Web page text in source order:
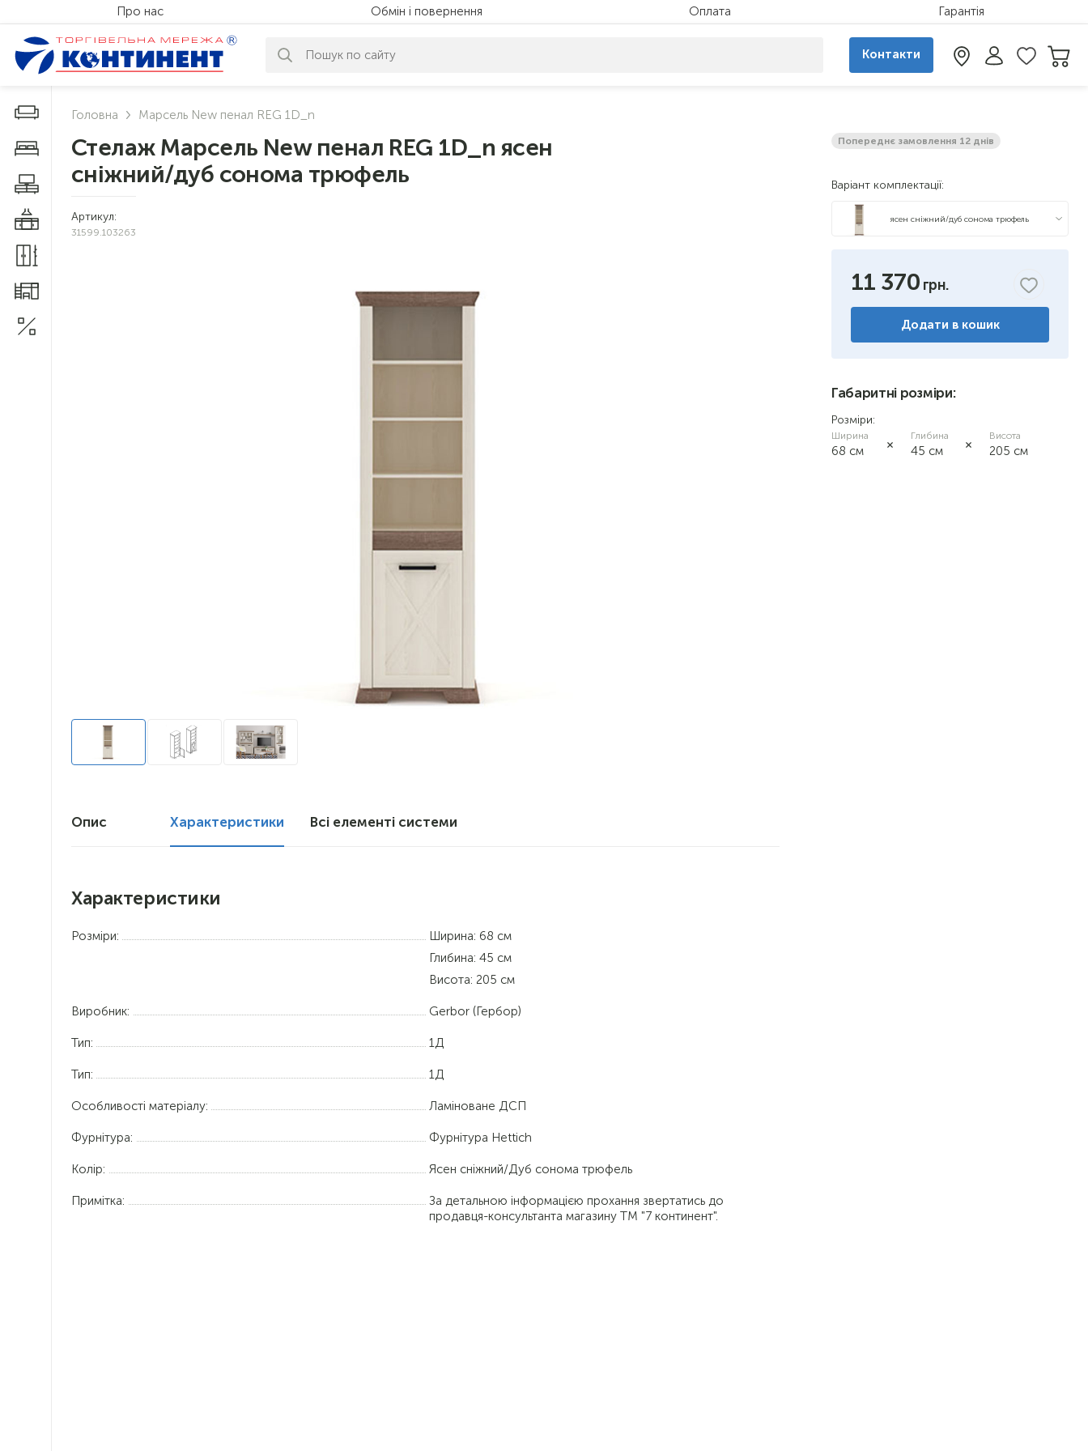
Про нас Обмін і повернення Оплата Гарантія
Контакти
Дивани і крісла
Меблі у спальню
Меблі у вітальню
Меблі у кухню
Головна Марсель New пенал REG 1D_n
Стелаж Марсель New пенал REG 1D_n ясен
сніжний/дуб сонома трюфель
Артикул:
31599.103263
Опис Характеристики Всі елементі системи
Характеристики
Розміри:
Ширина: 68 см
Глибина: 45 см
Висота: 205 см
Виробник: Gerbor (Гербор)
Тип: 1Д
Тип: 1Д
Особливості матеріалу: Ламіноване ДСП
Фурнітура: Фурнітура Hettich
Колір: Ясен сніжний/Дуб сонома трюфель
Примітка:
За детальною інформацією прохання звертатись до
продавця-консультанта магазину ТМ "7 континент".
Попереднє замовлення 12 днів
Варіант комплектації:
ясен сніжний/дуб сонома трюфель
11 370
Додати в кошик
Габаритні розміри:
Розміри:
Ширина
68 см
Глибина
45 см
Висота
205 см